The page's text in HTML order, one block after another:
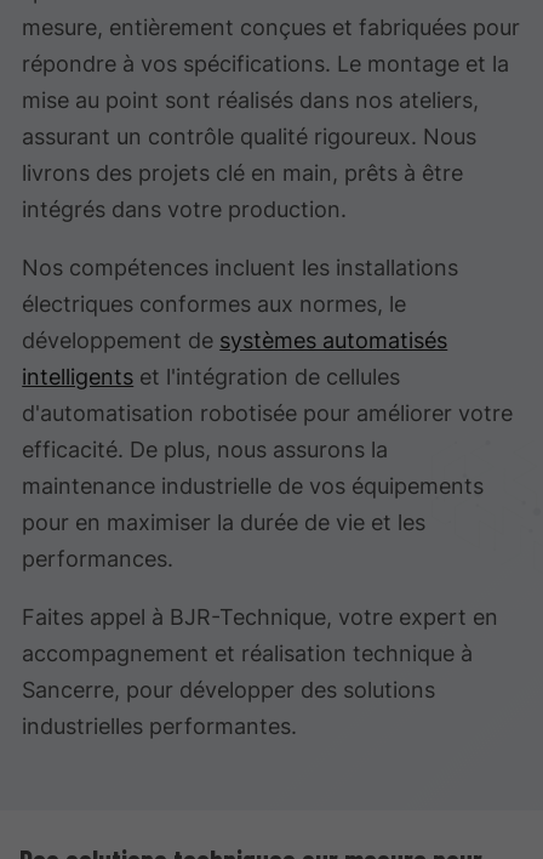
mesure, entièrement conçues et fabriquées pour
répondre à vos spécifications. Le montage et la
mise au point sont réalisés dans nos ateliers,
assurant un contrôle qualité rigoureux. Nous
livrons des projets clé en main, prêts à être
intégrés dans votre production.
Nos compétences incluent les installations
électriques conformes aux normes, le
développement de systèmes automatisés
intelligents et l'intégration de cellules
d'automatisation robotisée pour améliorer votre
efficacité. De plus, nous assurons la
maintenance industrielle de vos équipements
pour en maximiser la durée de vie et les
performances.
Faites appel à BJR-Technique, votre expert en
accompagnement et réalisation technique à
Sancerre, pour développer des solutions
industrielles performantes.